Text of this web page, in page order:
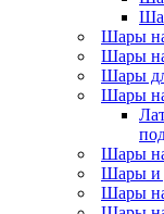
Шары
Шары
Шары
Шары
Шары
Шары и
Шары